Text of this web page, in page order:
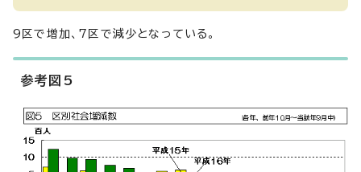
9区で増加、7区で減少となっている。
参考図5